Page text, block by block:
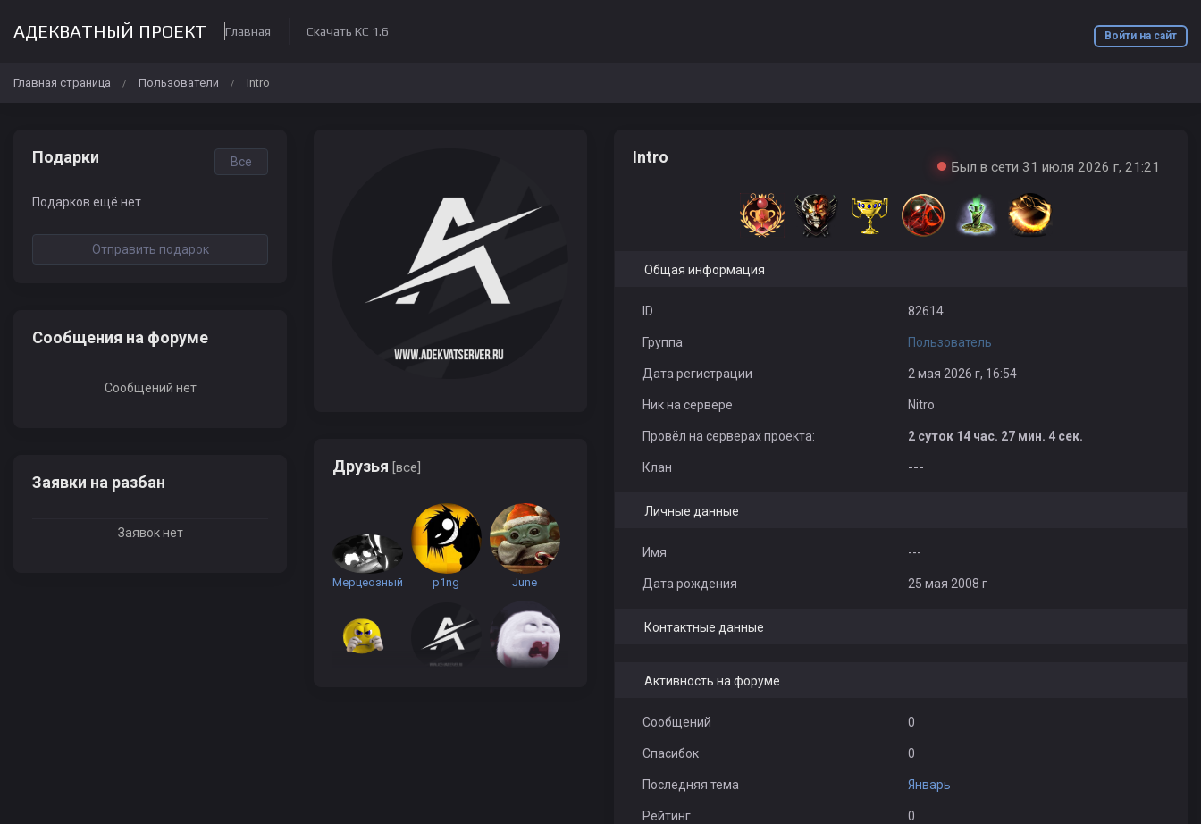
Войти на сайт
АДЕКВАТНЫЙ ПРОЕКТ Главная Скачать КС 1.6
Главная страница / Пользователи / Intro
Друзья [все]
Мерцеозный p1ng June
Intro
Был в сети 31 июля 2026 г, 21:21
Общая информация
ID 82614
Группа Пользователь
Дата регистрации 2 мая 2026 г, 16:54
Ник на сервере Nitro
Провёл на серверах проекта: 2 суток 14 час. 27 мин. 4 сек.
Клан ---
Личные данные
Имя ---
Дата рождения 25 мая 2008 г
Контактные данные
Активность на форуме
Сообщений 0
Спасибок 0
Последняя тема Январь
Рейтинг 0
Подарки Все
Подарков ещё нет
Отправить подарок
Сообщения на форуме
Сообщений нет
Заявки на разбан
Заявок нет